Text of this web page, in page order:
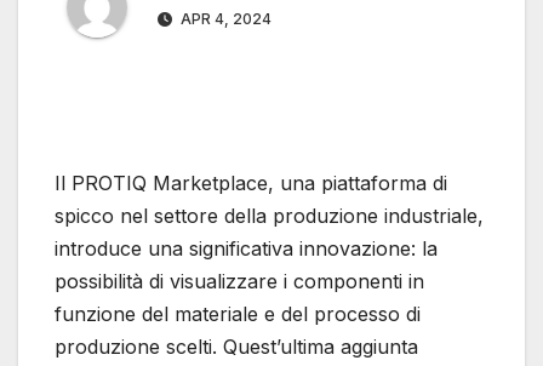
APR 4, 2024
Il PROTIQ Marketplace, una piattaforma di
spicco nel settore della produzione industriale,
introduce una significativa innovazione: la
possibilità di visualizzare i componenti in
funzione del materiale e del processo di
produzione scelti. Quest’ultima aggiunta